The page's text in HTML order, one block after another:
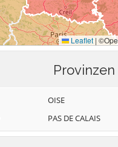
Provinzen
OISE
PAS DE CALAIS